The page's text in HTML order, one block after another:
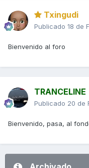
Txingudi
Publicado 18 de
Bienvenido al foro
TRANCELINE
Publicado 20 de
Bienvenido, pasa, al